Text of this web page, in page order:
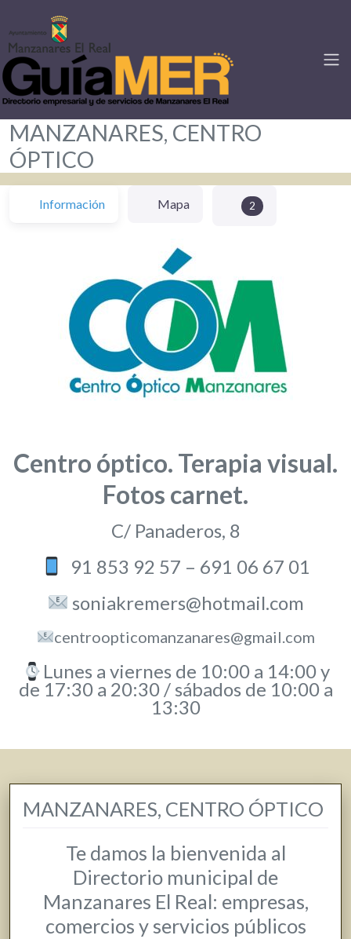
MANZANARES, CENTRO
ÓPTICO
Información Mapa 2
Centro óptico. Terapia visual.
Fotos carnet.
C/ Panaderos, 8
91 853 92 57 – 691 06 67 01
soniakremers@hotmail.com
centroopticomanzanares@gmail.com
Lunes a viernes de 10:00 a 14:00 y
de 17:30 a 20:30 / sábados de 10:00 a
13:30
MANZANARES, CENTRO ÓPTICO
Te damos la bienvenida al
Directorio municipal de
Manzanares El Real: empresas,
comercios y servicios públicos